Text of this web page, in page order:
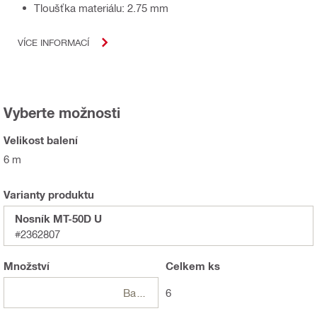
Tloušťka materiálu: 2.75 mm
VÍCE INFORMACÍ
Vyberte možnosti
Velikost balení
6 m
Varianty produktu
Nosník MT-50D U
#2362807
Množství Celkem ks
6